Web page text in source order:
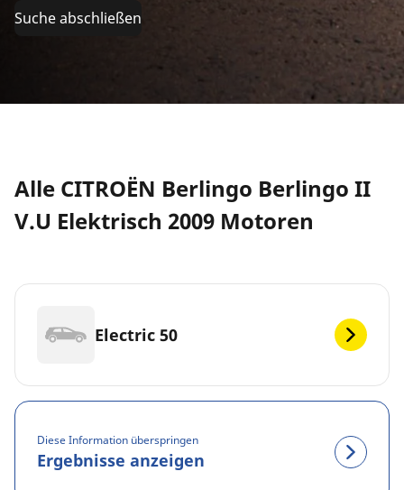
Suche abschließen
Alle CITROËN Berlingo Berlingo II
V.U Elektrisch 2009 Motoren
Electric 50
Diese Information überspringen
Ergebnisse anzeigen